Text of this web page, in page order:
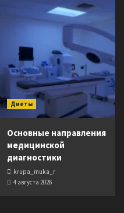
Диеты
Основные направления
медицинской
диагностики
krupa_muka_r
4 августа 2026